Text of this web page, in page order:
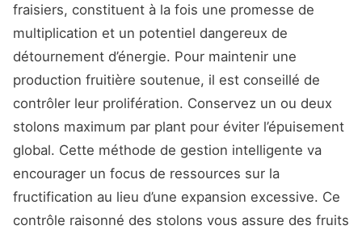
fraisiers, constituent à la fois une promesse de
multiplication et un potentiel dangereux de
détournement d’énergie. Pour maintenir une
production fruitière soutenue, il est conseillé de
contrôler leur prolifération. Conservez un ou deux
stolons maximum par plant pour éviter l’épuisement
global. Cette méthode de gestion intelligente va
encourager un focus de ressources sur la
fructification au lieu d’une expansion excessive. Ce
contrôle raisonné des stolons vous assure des fruits